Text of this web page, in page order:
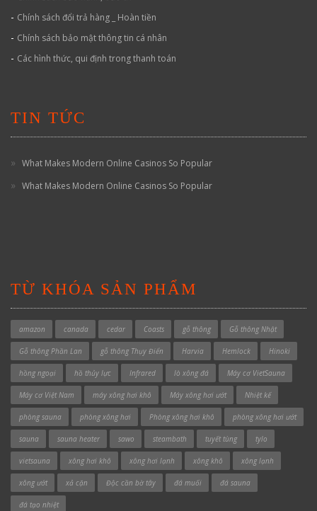
- Chính sách đổi trả hàng _ Hoàn tiền
- Chính sách bảo mật thông tin cá nhân
- Các hình thức, qui định trong thanh toán
TIN TỨC
What Makes Modern Online Casinos So Popular
What Makes Modern Online Casinos So Popular
TỪ KHÓA SẢN PHẨM
amazon canada cedar Coasts gỗ thông Gỗ thông Nhật
Gỗ thông Phần Lan gỗ thông Thụy Điển Harvia Hemlock Hinoki
hồng ngoại hồ thủy lực Infrared lò xông đá Máy cơ VietSauna
Máy cơ Việt Nam máy xông hơi khô Máy xông hơi ướt Nhiệt kế
phòng sauna phòng xông hơi Phòng xông hơi khô phòng xông hơi ướt
sauna sauna heater sawo steambath tuyết tùng tylo
vietsauna xông hơi khô xông hơi lạnh xông khô xông lạnh
xông ướt xả cặn Độc cần bờ tây đá muối đá sauna
đá tạo nhiệt